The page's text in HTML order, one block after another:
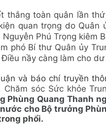
thắng toàn quân lần
quan trọng do Quân
Phú Trọng kiêm
phó Bí thư Quân ủy
nầy càng làm cho
và báo chí truyền
Chăm sóc Sức khỏe
Phùng Quang Thanh
cho Bộ trưởng
phổi.